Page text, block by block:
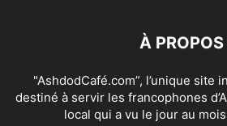
À PROPOS
"AshdodCafé.com”, l’unique site
destiné à servir les francophones
local qui a vu le jour au